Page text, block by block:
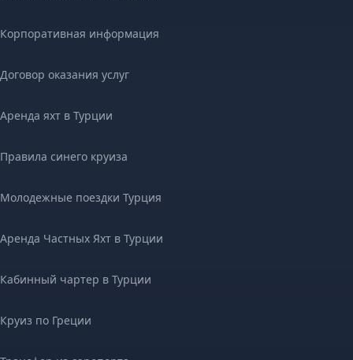
Корпоративная информация
Договор оказания услуг
Аренда яхт в Турции
Правила синего круиза
Молодежные поездки Турция
Аренда Частных Яхт в Турции
Кабинный чартер в Турции
Круиз по Греции